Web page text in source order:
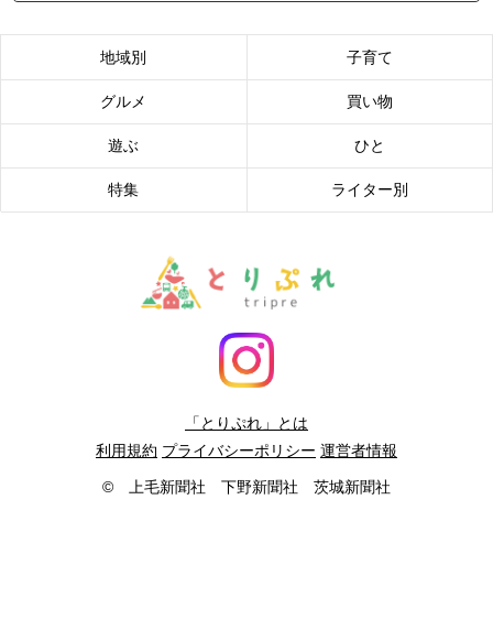
地域別 子育て
グルメ 買い物
遊ぶ ひと
特集 ライター別
「とりぷれ」とは
利用規約 プライバシーポリシー 運営者情報
© 上毛新聞社 下野新聞社 茨城新聞社